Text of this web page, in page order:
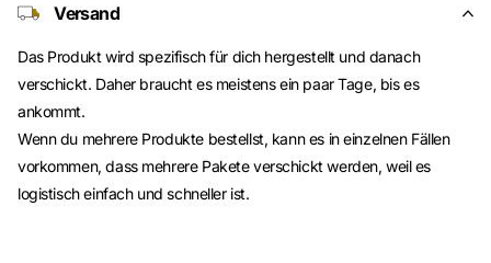
Versand
Das Produkt wird spezifisch für dich hergestellt und danach
verschickt. Daher braucht es meistens ein paar Tage, bis es
ankommt.
Wenn du mehrere Produkte bestellst, kann es in einzelnen Fällen
vorkommen, dass mehrere Pakete verschickt werden, weil es
logistisch einfach und schneller ist.